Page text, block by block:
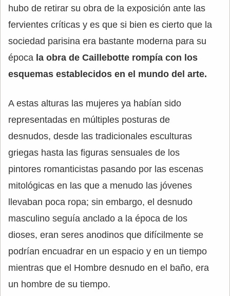
hubo de retirar su obra de la exposición ante las
fervientes críticas y es que si bien es cierto que la
sociedad parisina era bastante moderna para su
época la obra de Caillebotte rompía con los
esquemas establecidos en el mundo del arte.
A estas alturas las mujeres ya habían sido
representadas en múltiples posturas de
desnudos, desde las tradicionales esculturas
griegas hasta las figuras sensuales de los
pintores romanticistas pasando por las escenas
mitológicas en las que a menudo las jóvenes
llevaban poca ropa; sin embargo, el desnudo
masculino seguía anclado a la época de los
dioses, eran seres anodinos que difícilmente se
podrían encuadrar en un espacio y en un tiempo
mientras que el Hombre desnudo en el baño, era
un hombre de su tiempo.